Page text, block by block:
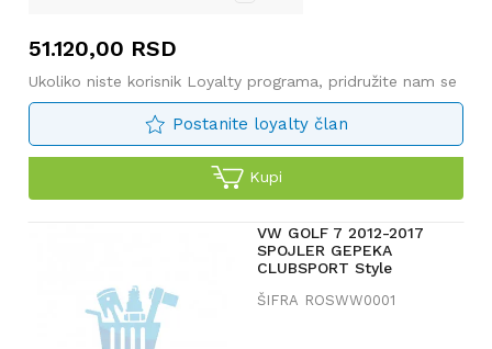
51.120,00 RSD
Ukoliko niste korisnik Loyalty programa, pridružite nam se
Postanite loyalty član
Kupi
VW GOLF 7 2012-2017
SPOJLER GEPEKA
CLUBSPORT Style
ŠIFRA ROSWW0001